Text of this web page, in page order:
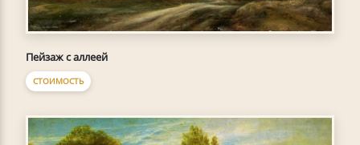
Пейзаж с аллеей
СТОИМОСТЬ